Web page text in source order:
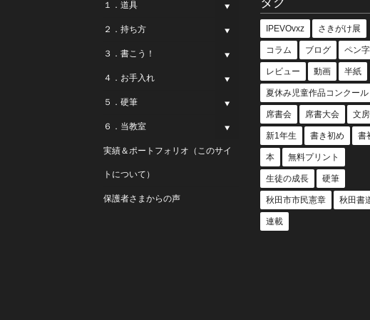
１．道具
２．持ち方
３．書こう！
４．お手入れ
５．硬筆
６．当教室
実績＆ポートフォリオ（このサイ
トについて）
保護者さまからの声
IPEVOvxz さきがけ展
コラム ブログ ペン字
レビュー 動画 半紙
夏休み児童作品コンクール
席書会 席書大会 文
新1年生 書き初め 書
本 無料プリント
生徒の成長 硬筆
秋田市市民憲章 秋田書
連載